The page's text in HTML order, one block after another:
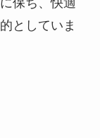
保ち、快適
としていま